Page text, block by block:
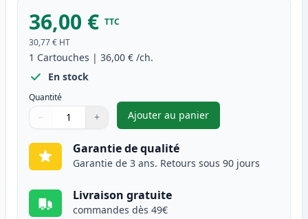
36,00 € TTC
30,77 € HT
1 Cartouches | 36,00 € /ch.
En stock
Quantité
Quantité
Utilisez les boutons pour ajuster
− +
Quantité
Ajouter au panier
,Canon PG-540XL cartouche
Garantie de qualité
Garantie de 3 ans. Retours sous 90 jours
Livraison gratuite
commandes dès 49€